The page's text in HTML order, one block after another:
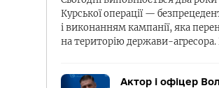
Курської операції —
і виконанням кампанії, яка
на територію держави-
Актор і офіцер